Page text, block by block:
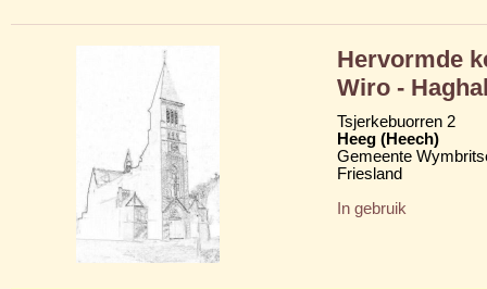
Hervormde
Wiro -
Tsjerkebuorren 2
Heeg (Heech)
Gemeente
Friesland
In gebruik